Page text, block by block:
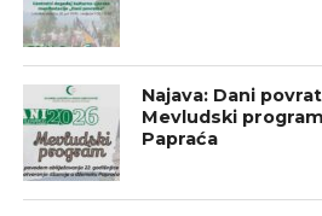
Najava: Dani
Mevludski
Papraća